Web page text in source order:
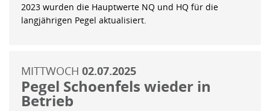
2023 wurden die Hauptwerte NQ und HQ für die
langjährigen Pegel aktualisiert.
MITTWOCH 02.07.2025
Pegel Schoenfels wieder in
Betrieb